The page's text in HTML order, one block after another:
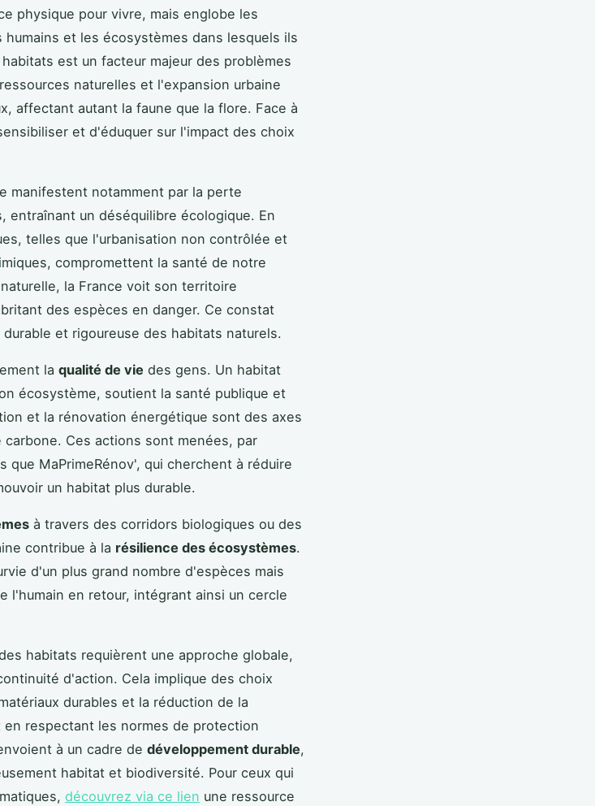
physique pour vivre, mais englobe les
et les écosystèmes dans lesquels ils
est un facteur majeur des problèmes
naturelles et l'expansion urbaine
affectant autant la faune que la flore. Face à
et d'éduquer sur l'impact des choix
manifestent notamment par la perte
entraînant un déséquilibre écologique. En
telles que l'urbanisation non contrôlée et
compromettent la santé de notre
la France voit son territoire
des espèces en danger. Ce constat
et rigoureuse des habitats naturels.
la qualité de vie des gens. Un habitat
écosystème, soutient la santé publique et
et la rénovation énergétique sont des axes
Ces actions sont menées, par
MaPrimeRénov', qui cherchent à réduire
un habitat plus durable.
à travers des corridors biologiques ou des
contribue à la résilience des écosystèmes.
d'un plus grand nombre d'espèces mais
l'humain en retour, intégrant ainsi un cercle
habitats requièrent une approche globale,
d'action. Cela implique des choix
durables et la réduction de la
respectant les normes de protection
à un cadre de développement durable,
habitat et biodiversité. Pour ceux qui
découvrez via ce lien une ressource